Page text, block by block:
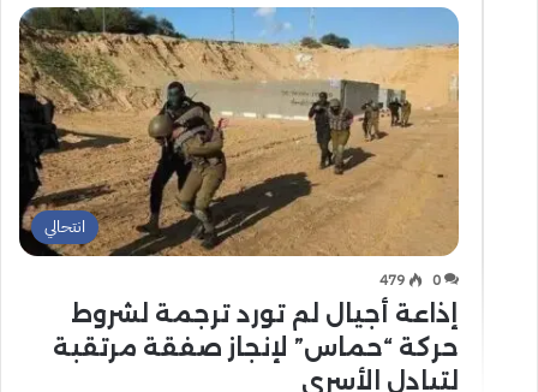
انتحالي
0
479
إذاعة أجيال لم تورد ترجمة لشروط
حركة “حماس” لإنجاز صفقة مرتقبة
لتبادل الأسرى